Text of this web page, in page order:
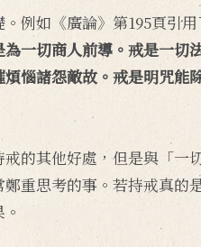
例如《廣論》第195頁引
一切商人前導。戒是一
惱諸怨敵故。戒是明咒能
的其他好處，但是與「
重思考的事。若持戒真